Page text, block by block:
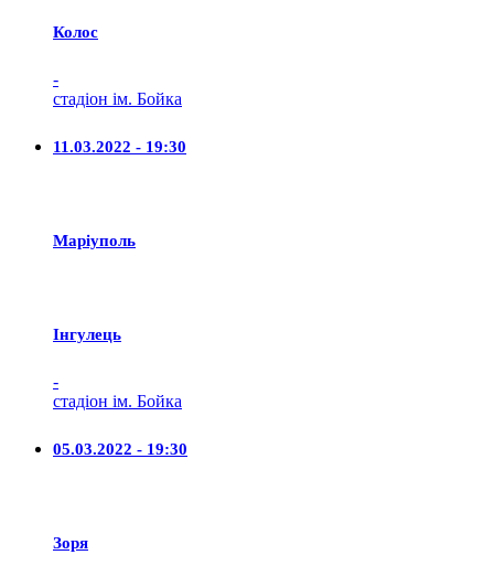
Колос
-
стадіон ім. Бойка
11.03.2022 - 19:30
Маріуполь
Iнгулець
-
стадіон ім. Бойка
05.03.2022 - 19:30
Зоря